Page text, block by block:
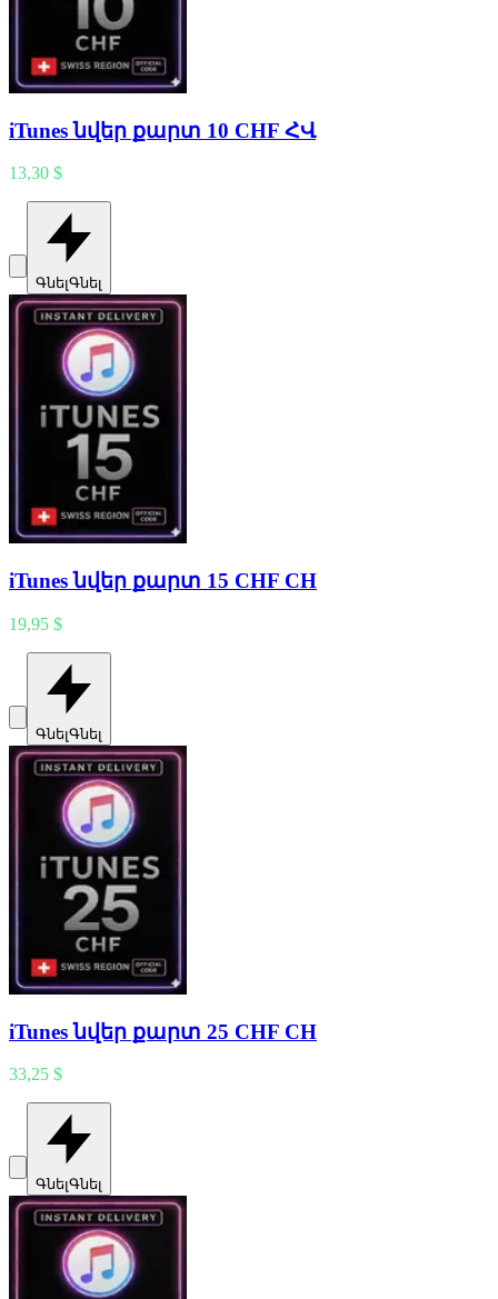
iTunes նվեր քարտ 10 CHF ՀՎ
13,30 $
ԳնելԳնել
iTunes նվեր քարտ 15 CHF CH
19,95 $
ԳնելԳնել
iTunes նվեր քարտ 25 CHF CH
33,25 $
ԳնելԳնել